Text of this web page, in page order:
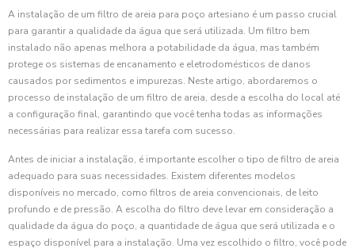
A instalação de um filtro de areia para poço artesiano é um passo crucial
para garantir a qualidade da água que será utilizada. Um filtro bem
instalado não apenas melhora a potabilidade da água, mas também
protege os sistemas de encanamento e eletrodomésticos de danos
causados por sedimentos e impurezas. Neste artigo, abordaremos o
processo de instalação de um filtro de areia, desde a escolha do local até
a configuração final, garantindo que você tenha todas as informações
necessárias para realizar essa tarefa com sucesso.
Antes de iniciar a instalação, é importante escolher o tipo de filtro de areia
adequado para suas necessidades. Existem diferentes modelos
disponíveis no mercado, como filtros de areia convencionais, de leito
profundo e de pressão. A escolha do filtro deve levar em consideração a
qualidade da água do poço, a quantidade de água que será utilizada e o
espaço disponível para a instalação. Uma vez escolhido o filtro, você pode